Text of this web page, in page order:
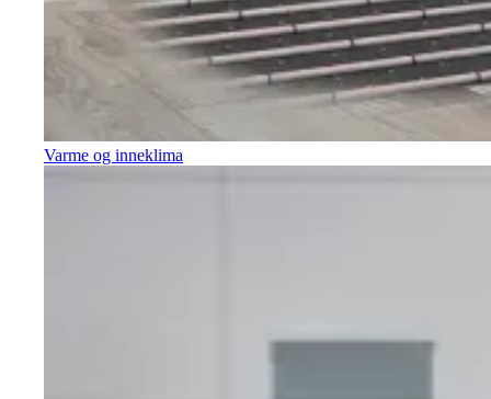
Varme og inneklima